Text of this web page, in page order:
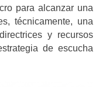
para alcanzar una
técnicamente, una
y recursos
de escucha